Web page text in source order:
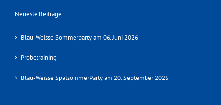
Neueste Beiträge
Blau-Weisse Sommerparty am 06. Juni 2026
Probetraining
Blau-Weisse SpätsommerParty am 20. September 2025